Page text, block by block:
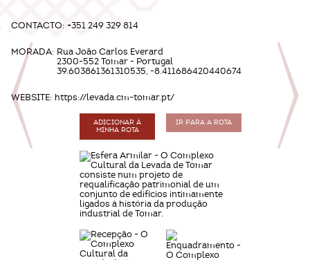
CONTACTO: +351 249 329 814
MORADA: Rua João Carlos Everard
2300-552 Tomar - Portugal
39.603861361310535, -8.411686420440674
WEBSITE: https://levada.cm-tomar.pt/
ADICIONAR À
MINHA ROTA
IR PARA A ROTA